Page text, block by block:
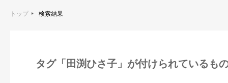
トップ 検索結果
タグ「田渕ひさ子」が付けられているも